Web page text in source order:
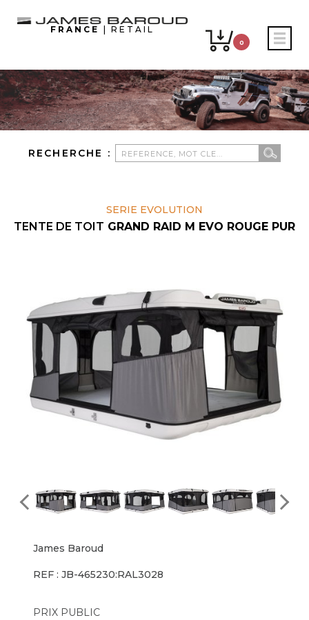
FRANCE | RETAIL
0
RECHERCHE :
SERIE EVOLUTION
TENTE DE TOIT GRAND RAID M EVO ROUGE PUR
James Baroud
REF : JB-465230:RAL3028
PRIX PUBLIC